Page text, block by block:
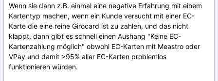
Wenn sie dann z.B. einmal eine negative Erfahrung mit einem
Kartentyp machen, wenn ein Kunde versucht mit einer EC-
Karte die eine reine Girocard ist zu zahlen, und das nicht
klappt, dann gibt es schnell einen Aushang "Keine EC-
Kartenzahlung möglich" obwohl EC-Karten mit Meastro oder
VPay und damit >95% aller EC-Karten problemlos
funktionieren würden.